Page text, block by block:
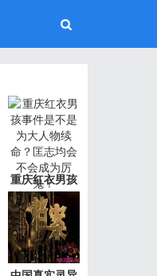
重庆红衣男孩
事件是